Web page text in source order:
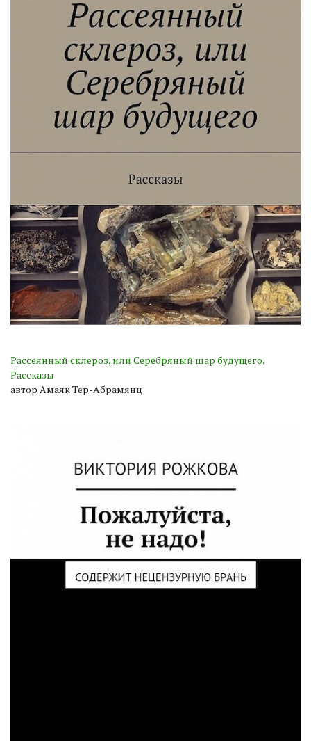
Рассеянный склероз, или Серебряный шар будущего.
Рассказы
автор Амаяк Тер-Абрамянц